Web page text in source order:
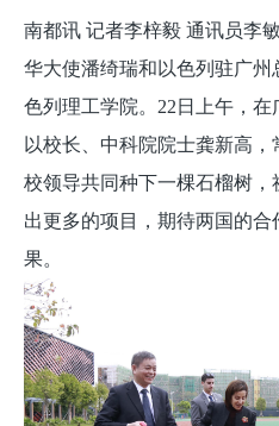
南都讯 记者李梓毅 通讯员李
华大使潘绮瑞和以色列驻广
色列理工学院。22日上午，
以校长、中科院院士龚新高，
校领导共同种下一棵石榴树
出更多的项目，期待两国的
果。